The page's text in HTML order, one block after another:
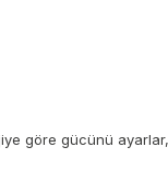
göre gücünü